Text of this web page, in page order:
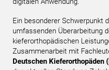
Ein besonderer Schwerpunkt
umfassenden Überarbeitung
kieferorthopädischen
Zusammenarbeit mit
Deutschen Kieferorthopäden